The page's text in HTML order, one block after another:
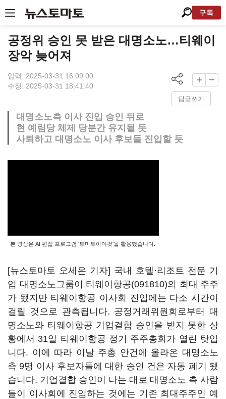
구독
공정위 승인 못 받은 대명소노…티웨이
장악 늦어져
입력: 2025-03-31 16:09:00
수정: 2025-03-31 18:41:40
답글쓰기
대명소노측 이사 진입 승인 뒤로
현 예림당 체제 당분간 유지될 듯
사퇴하고 대명소노 이사 후보들 진입할 듯
본 영상은 AI 편집 프로그램 '토마토아이컷'을 활용했습니다.
[뉴스토마토 오세은 기자] 국내 호텔·리조트 전문 기
업 대명소노그룹이 티웨이항공(091810)의 최대 주주
가 됐지만 티웨이항공 이사회 진입에는 다소 시간이
걸릴 것으로 관측됩니다. 공정거래위원회로부터 대
명소노와 티웨이항공 기업결합 승인을 받지 못한 상
황에서 31일 티웨이항공 정기 주주총회가 열린 탓입
니다. 이에 따라 이날 주총 안건에 올라온 대명소노
측 9명 이사 후보자들에 대한 승인 건은 자동 폐기 됐
습니다. 기업결합 승인이 나는 대로 대명소노 측 사람
들이 이사회에 진입하는 것에는 기존 최대주주인 예